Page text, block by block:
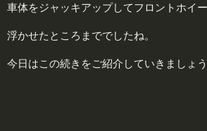
車体をジャッキアップしてフロントホイ
浮かせたところまででしたね。
今日はこの続きをご紹介していきましょう